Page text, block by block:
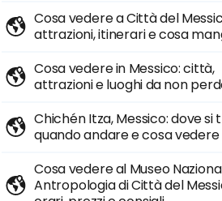
Cosa vedere a Città del
attrazioni, itinerari e cosa
Cosa vedere in Messico: città,
attrazioni e luoghi da non
Chichén Itza, Messico: dove si
quando andare e cosa vedere
Cosa vedere al Museo
Antropologia di Città del